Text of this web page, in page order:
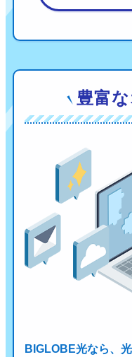
豊富
BIGLOBE光なら、